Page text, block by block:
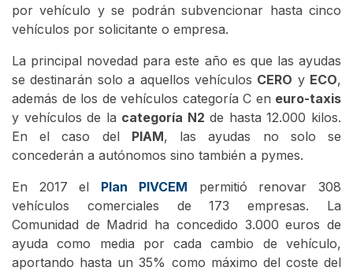
por vehículo y se podrán subvencionar hasta cinco
vehículos por solicitante o empresa.
La principal novedad para este año es que las ayudas
se destinarán solo a aquellos vehículos CERO y ECO,
además de los de vehículos categoría C en euro-taxis
y vehículos de la categoría N2 de hasta 12.000 kilos.
En el caso del PIAM, las ayudas no solo se
concederán a autónomos sino también a pymes.
En 2017 el Plan PIVCEM permitió renovar 308
vehículos comerciales de 173 empresas. La
Comunidad de Madrid ha concedido 3.000 euros de
ayuda como media por cada cambio de vehículo,
aportando hasta un 35% como máximo del coste del